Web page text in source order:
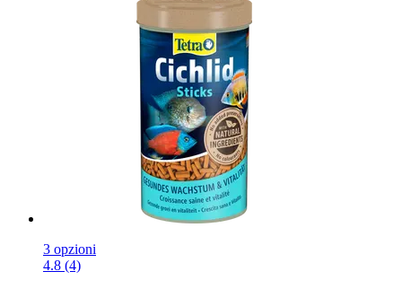
3 opzioni
4.8 (4)